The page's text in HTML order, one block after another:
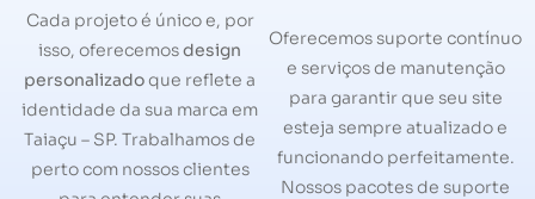
Cada projeto é único e, por
isso, oferecemosdesign
personalizadoque reflete a
identidade da sua marca em
Taiaçu – SP. Trabalhamos de
perto com nossos clientes
Oferecemos suporte contínuo
e serviços de manutenção
para garantir que seu site
esteja sempre atualizado e
funcionando perfeitamente.
Nossos pacotes de suporte